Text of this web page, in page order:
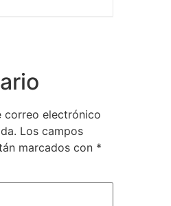
correo electrónico
Los campos
marcados con *